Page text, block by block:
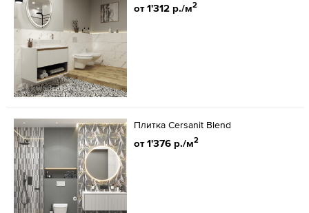
от 1'312 р./м2
Плитка Cersanit Blend
от 1'376 р./м2